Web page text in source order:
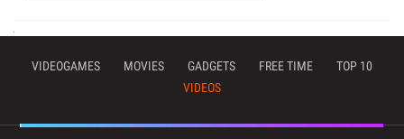
VIDEOGAMES MOVIES GADGETS FREE TIME
TOP 10
VIDEOS